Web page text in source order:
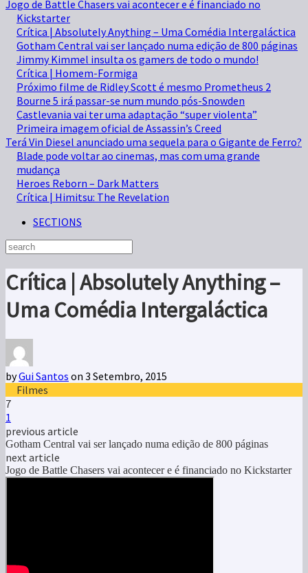
Jogo de Battle Chasers vai acontecer e é financiado no
Kickstarter
Crítica | Absolutely Anything – Uma Comédia Intergaláctica
Gotham Central vai ser lançado numa edição de 800 páginas
Jimmy Kimmel insulta os gamers de todo o mundo!
Crítica | Homem-Formiga
Próximo filme de Ridley Scott é mesmo Prometheus 2
Bourne 5 irá passar-se num mundo pós-Snowden
Castlevania vai ter uma adaptação “super violenta”
Primeira imagem oficial de Assassin’s Creed
Terá Vin Diesel anunciado uma sequela para o Gigante de Ferro?
Blade pode voltar ao cinemas, mas com uma grande
mudança
Heroes Reborn – Dark Matters
Crítica | Himitsu: The Revelation
SECTIONS
Crítica | Absolutely Anything –
Uma Comédia Intergaláctica
byGui Santos on 3 Setembro, 2015
Filmes
7
1
previous article
Gotham Central vai ser lançado numa edição de 800 páginas
next article
Jogo de Battle Chasers vai acontecer e é financiado no Kickstarter